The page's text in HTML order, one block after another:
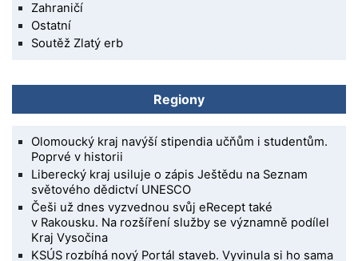
Zahraničí
Ostatní
Soutěž Zlatý erb
Regiony
Olomoucký kraj navýší stipendia učňům i studentům.
Poprvé v historii
Liberecký kraj usiluje o zápis Ještědu na Seznam
světového dědictví UNESCO
Češi už dnes vyzvednou svůj eRecept také
v Rakousku. Na rozšíření služby se významně podílel
Kraj Vysočina
KSÚS rozbíhá nový Portál staveb. Vyvinula si ho sama